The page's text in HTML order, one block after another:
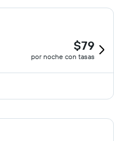
$79
por noche con tasas